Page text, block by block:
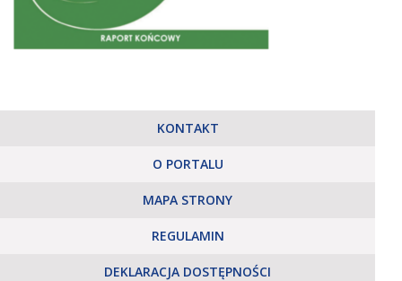
KONTAKT
O PORTALU
MAPA STRONY
REGULAMIN
DEKLARACJA DOSTĘPNOŚCI